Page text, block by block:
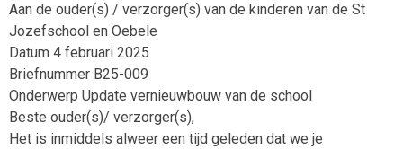
Aan de ouder(s) / verzorger(s) van de kinderen van de St
Jozefschool en Oebele
Datum 4 februari 2025
Briefnummer B25-009
Onderwerp Update vernieuwbouw van de school
Beste ouder(s)/ verzorger(s),
Het is inmiddels alweer een tijd geleden dat we je